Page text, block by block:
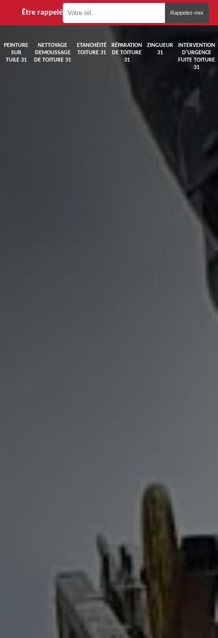
Être rappelé
PEINTURE
SUR
TUILE 31
NETTOYAGE
DEMOUSSAGE
DE TOITURE 31
ETANCHÉITÉ
TOITURE 31
RÉPARATION
DE TOITURE
31
ZINGUEUR
31
INTERVENTION
D'URGENCE
FUITE TOITURE
31